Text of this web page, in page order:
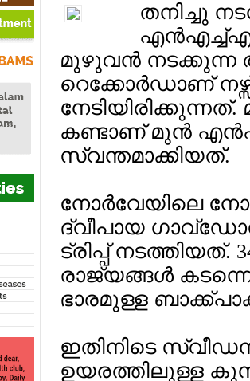
തനിച്ചു
മുഴുവന്‍ നടക്കുന്ന
റെക്കോര്‍ഡാണ്
കണ്ടാണ് മുന്‍
സ്വന്തമാക്കിയത്.
നോര്‍വേയിലെ
ദ്വീപായ
ട്രിപ്പ് നടത്തിയത്.
രാജ്യങ്ങള്‍
ഭാരമുള്ള
ഇതിനിടെ
ഉയരത്തിലുള്ള